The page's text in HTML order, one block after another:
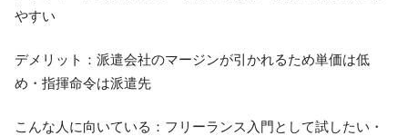
やすい
デメリット：派遣会社のマージンが引かれるため単価は低
め・指揮命令は派遣先
こんな人に向いている：フリーランス入門として試したい・